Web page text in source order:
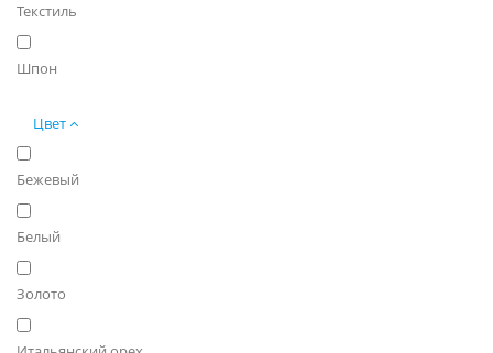
Текстиль
Шпон
Цвет
Бежевый
Белый
Золото